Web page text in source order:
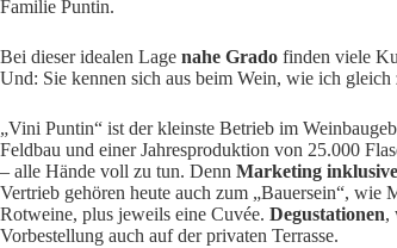
Familie Puntin.
Bei dieser idealen Lage nahe Grado finden viele
Und: Sie kennen sich aus beim Wein, wie ich gleich
„Vini Puntin“ ist der kleinste Betrieb im
Feldbau und einer Jahresproduktion von 25.000
– alle Hände voll zu tun. Denn Marketing
Vertrieb gehören heute auch zum „Bauersein“,
Rotweine, plus jeweils eine Cuvée. Degustationen,
Vorbestellung auch auf der privaten Terrasse.